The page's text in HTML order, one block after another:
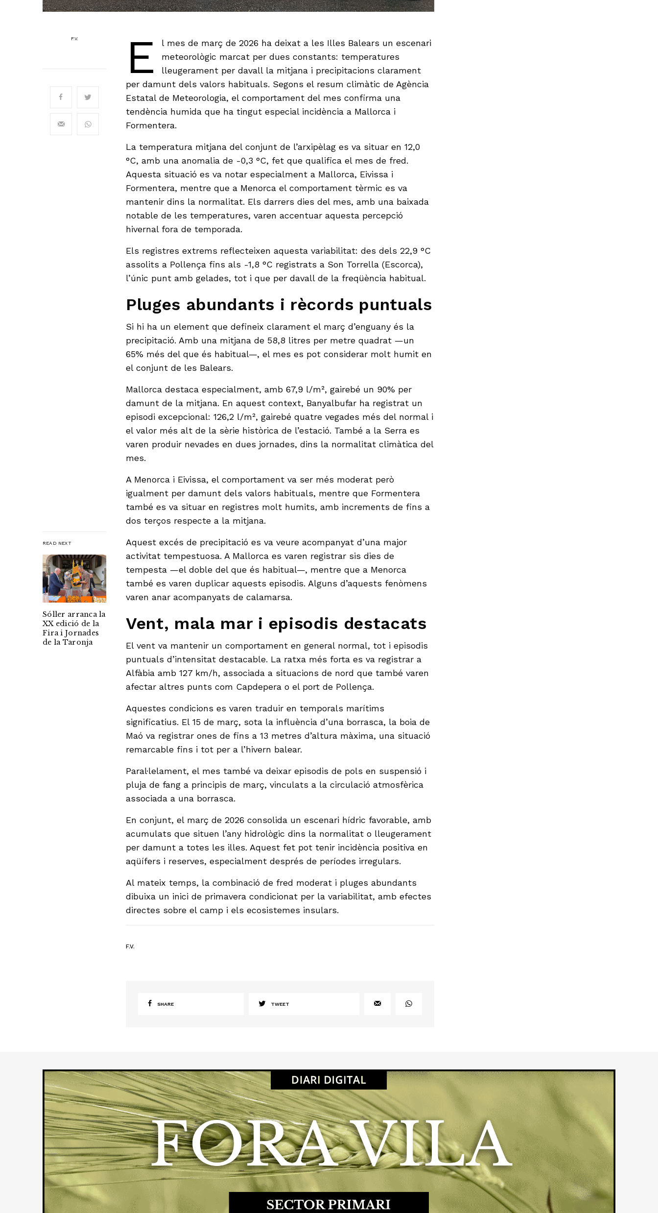
F.V.
READ NEXT
Sóller arranca la
XX edició de la
Fira i Jornades
de la Taronja
E
l mes de març de 2026 ha deixat a les Illes Balears un escenari
meteorològic marcat per dues constants: temperatures
lleugerament per davall la mitjana i precipitacions clarament
per damunt dels valors habituals. Segons el resum climàtic de Agència
Estatal de Meteorologia, el comportament del mes confirma una
tendència humida que ha tingut especial incidència a Mallorca i
Formentera.
La temperatura mitjana del conjunt de l’arxipèlag es va situar en 12,0
°C, amb una anomalia de -0,3 °C, fet que qualifica el mes de fred.
Aquesta situació es va notar especialment a Mallorca, Eivissa i
Formentera, mentre que a Menorca el comportament tèrmic es va
mantenir dins la normalitat. Els darrers dies del mes, amb una baixada
notable de les temperatures, varen accentuar aquesta percepció
hivernal fora de temporada.
Els registres extrems reflecteixen aquesta variabilitat: des dels 22,9 °C
assolits a Pollença fins als -1,8 °C registrats a Son Torrella (Escorca),
l’únic punt amb gelades, tot i que per davall de la freqüència habitual.
Pluges abundants i rècords puntuals
Si hi ha un element que defineix clarament el març d’enguany és la
precipitació. Amb una mitjana de 58,8 litres per metre quadrat —un
65% més del que és habitual—, el mes es pot considerar molt humit en
el conjunt de les Balears.
Mallorca destaca especialment, amb 67,9 l/m², gairebé un 90% per
damunt de la mitjana. En aquest context, Banyalbufar ha registrat un
episodi excepcional: 126,2 l/m², gairebé quatre vegades més del normal i
el valor més alt de la sèrie històrica de l’estació. També a la Serra es
varen produir nevades en dues jornades, dins la normalitat climàtica del
mes.
A Menorca i Eivissa, el comportament va ser més moderat però
igualment per damunt dels valors habituals, mentre que Formentera
també es va situar en registres molt humits, amb increments de fins a
dos terços respecte a la mitjana.
Aquest excés de precipitació es va veure acompanyat d’una major
activitat tempestuosa. A Mallorca es varen registrar sis dies de
tempesta —el doble del que és habitual—, mentre que a Menorca
també es varen duplicar aquests episodis. Alguns d’aquests fenòmens
varen anar acompanyats de calamarsa.
Vent, mala mar i episodis destacats
El vent va mantenir un comportament en general normal, tot i episodis
puntuals d’intensitat destacable. La ratxa més forta es va registrar a
Alfàbia amb 127 km/h, associada a situacions de nord que també varen
afectar altres punts com Capdepera o el port de Pollença.
Aquestes condicions es varen traduir en temporals marítims
significatius. El 15 de març, sota la influència d’una borrasca, la boia de
Maó va registrar ones de fins a 13 metres d’altura màxima, una situació
remarcable fins i tot per a l’hivern balear.
Paral·lelament, el mes també va deixar episodis de pols en suspensió i
pluja de fang a principis de març, vinculats a la circulació atmosfèrica
associada a una borrasca.
En conjunt, el març de 2026 consolida un escenari hídric favorable, amb
acumulats que situen l’any hidrològic dins la normalitat o lleugerament
per damunt a totes les illes. Aquest fet pot tenir incidència positiva en
aqüífers i reserves, especialment després de períodes irregulars.
Al mateix temps, la combinació de fred moderat i pluges abundants
dibuixa un inici de primavera condicionat per la variabilitat, amb efectes
directes sobre el camp i els ecosistemes insulars.
F.V.
SHARE TWEET